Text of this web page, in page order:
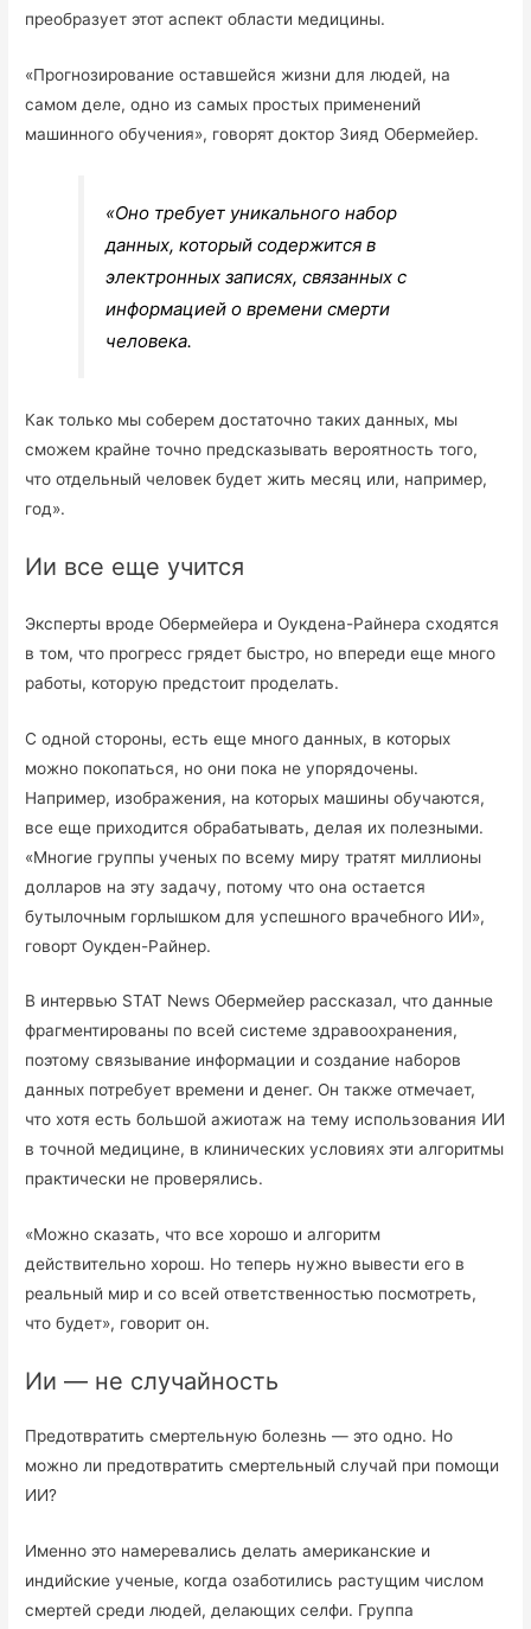
преобразует этот аспект области медицины.
«Прогнозирование оставшейся жизни для людей, на
самом деле, одно из самых простых применений
машинного обучения», говорят доктор Зияд Обермейер.
«Оно требует уникального набор
данных, который содержится в
электронных записях, связанных с
информацией о времени смерти
человека.
Как только мы соберем достаточно таких данных, мы
сможем крайне точно предсказывать вероятность того,
что отдельный человек будет жить месяц или, например,
год».
Ии все еще учится
Эксперты вроде Обермейера и Оукдена-Райнера сходятся
в том, что прогресс грядет быстро, но впереди еще много
работы, которую предстоит проделать.
С одной стороны, есть еще много данных, в которых
можно покопаться, но они пока не упорядочены.
Например, изображения, на которых машины обучаются,
все еще приходится обрабатывать, делая их полезными.
«Многие группы ученых по всему миру тратят миллионы
долларов на эту задачу, потому что она остается
бутылочным горлышком для успешного врачебного ИИ»,
говорт Оукден-Райнер.
В интервью STAT News Обермейер рассказал, что данные
фрагментированы по всей системе здравоохранения,
поэтому связывание информации и создание наборов
данных потребует времени и денег. Он также отмечает,
что хотя есть большой ажиотаж на тему использования ИИ
в точной медицине, в клинических условиях эти алгоритмы
практически не проверялись.
«Можно сказать, что все хорошо и алгоритм
действительно хорош. Но теперь нужно вывести его в
реальный мир и со всей ответственностью посмотреть,
что будет», говорит он.
Ии — не случайность
Предотвратить смертельную болезнь — это одно. Но
можно ли предотвратить смертельный случай при помощи
ИИ?
Именно это намеревались делать американские и
индийские ученые, когда озаботились растущим числом
смертей среди людей, делающих селфи. Группа